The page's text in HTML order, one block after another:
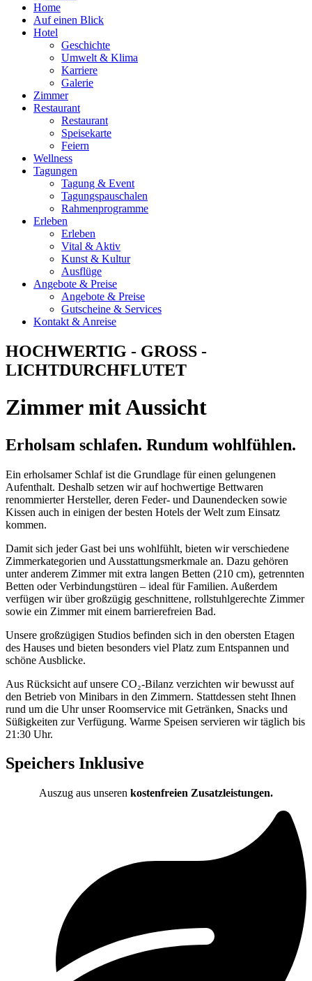
Home
Auf einen Blick
Hotel
Geschichte
Umwelt & Klima
Karriere
Galerie
Zimmer
Restaurant
Restaurant
Speisekarte
Feiern
Wellness
Tagungen
Tagung & Event
Tagungspauschalen
Rahmenprogramme
Erleben
Erleben
Vital & Aktiv
Kunst & Kultur
Ausflüge
Angebote & Preise
Angebote & Preise
Gutscheine & Services
Kontakt & Anreise
HOCHWERTIG - GROSS -
LICHTDURCHFLUTET
Zimmer mit Aussicht
Erholsam schlafen. Rundum wohlfühlen.
Ein erholsamer Schlaf ist die Grundlage für einen gelungenen
Aufenthalt. Deshalb setzen wir auf hochwertige Bettwaren
renommierter Hersteller, deren Feder- und Daunendecken sowie
Kissen auch in einigen der besten Hotels der Welt zum Einsatz
kommen.
Damit sich jeder Gast bei uns wohlfühlt, bieten wir verschiedene
Zimmerkategorien und Ausstattungsmerkmale an. Dazu gehören
unter anderem Zimmer mit extra langen Betten (210 cm), getrennten
Betten oder Verbindungstüren – ideal für Familien. Außerdem
verfügen wir über großzügig geschnittene, rollstuhlgerechte Zimmer
sowie ein Zimmer mit einem barrierefreien Bad.
Unsere großzügigen Studios befinden sich in den obersten Etagen
des Hauses und bieten besonders viel Platz zum Entspannen und
schöne Ausblicke.
Aus Rücksicht auf unsere CO₂-Bilanz verzichten wir bewusst auf
den Betrieb von Minibars in den Zimmern. Stattdessen steht Ihnen
rund um die Uhr unser Roomservice mit Getränken, Snacks und
Süßigkeiten zur Verfügung. Warme Speisen servieren wir täglich bis
21:30 Uhr.
Speichers Inklusive
Auszug aus unseren kostenfreien Zusatzleistungen.